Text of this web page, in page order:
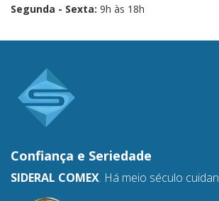
Segunda - Sexta: 9h às 18h
Confiança e Seriedade
SIDERAL COMEX. Há meio século